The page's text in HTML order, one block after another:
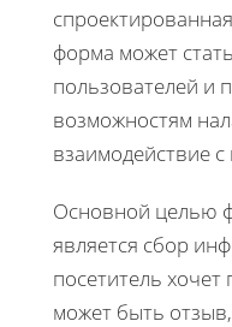
форма может
пользователей и
возможностям
взаимодействие с
Основной целью
является сбор
посетитель
может быть